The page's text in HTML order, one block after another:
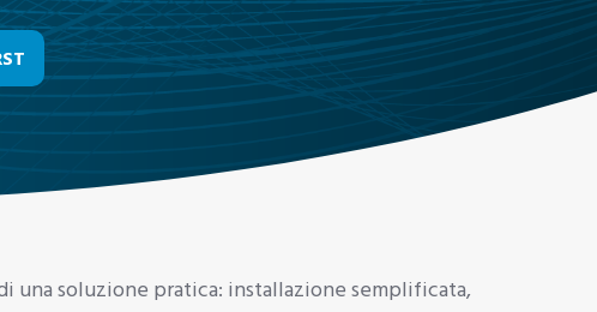
soluzione pratica: installazione semplificata,